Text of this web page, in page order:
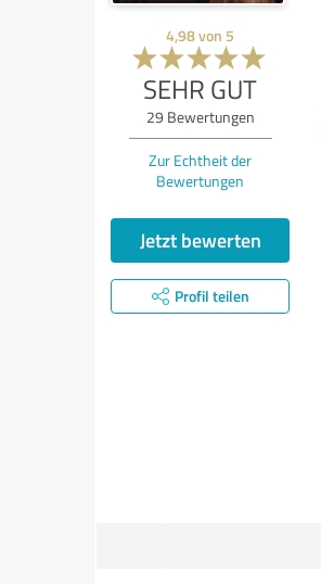
4,98von 5
SEHR GUT
29 Bewertungen
Zur Echtheit der
Bewertungen
Jetzt bewerten
Profil teilen